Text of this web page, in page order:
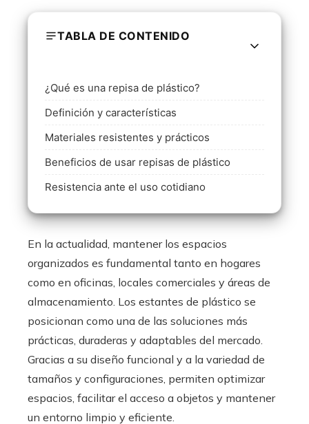
TABLA DE CONTENIDO
¿Qué es una repisa de plástico?
Definición y características
Materiales resistentes y prácticos
Beneficios de usar repisas de plástico
Resistencia ante el uso cotidiano
En la actualidad, mantener los espacios
organizados es fundamental tanto en hogares
como en oficinas, locales comerciales y áreas de
almacenamiento. Los estantes de plástico se
posicionan como una de las soluciones más
prácticas, duraderas y adaptables del mercado.
Gracias a su diseño funcional y a la variedad de
tamaños y configuraciones, permiten optimizar
espacios, facilitar el acceso a objetos y mantener
un entorno limpio y eficiente.